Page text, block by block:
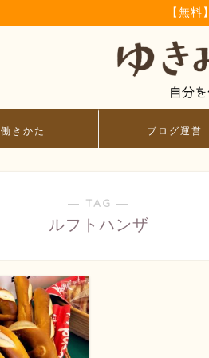
【無
働きかた ブログ運営
― TAG ―
ルフトハンザ